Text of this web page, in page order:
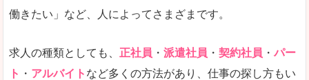
働きたい」など、人によってさまざまです。
求人の種類としても、 正社員 ・ 派遣社員 ・ 契約社員 ・ パー
ト ・ アルバイト など多くの方法があり、仕事の探し方もい